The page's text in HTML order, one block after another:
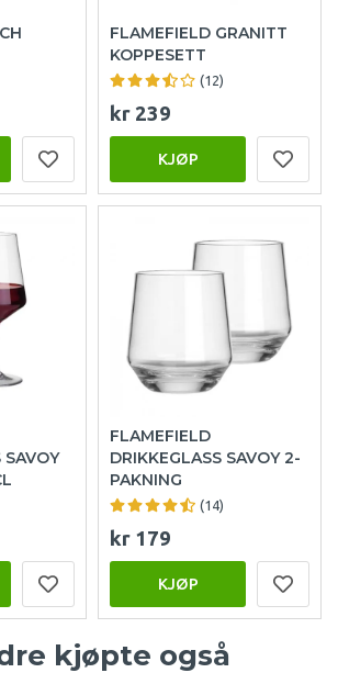
FLAMEFIELD GRANITT
KOPPESETT
(12)
kr 239
KJØP
FLAMEFIELD
DRIKKEGLASS SAVOY 2-
PAKNING
(14)
kr 179
KJØP
kjøpte også